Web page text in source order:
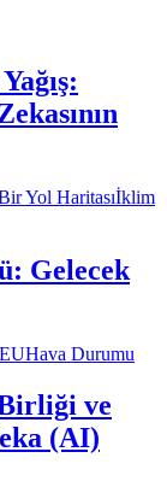
İklim
Gelecek
Hava Durumu
ve
(AI)